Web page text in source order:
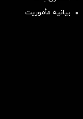
بیانیه مأموریت